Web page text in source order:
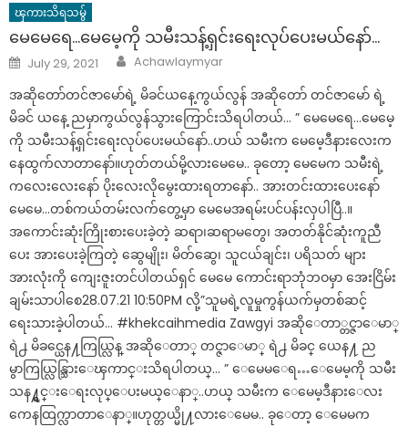
ၾကားသိရသမွ်
မေမေ‌ရေ…မေမေ့ကို သမီးသန့်ရှင်းရေးလုပ်ပေးမယ်နော်…
Posted
on
July 29, 2021 Author
Achawlaymyar
အဆိုတော်တင်ဇာမော်ရဲ့ မိခင်ယနေ့ကွယ်လွန် အဆိုတော် တင်ဇာမော် ရဲ့
မိခင် ယနေ့ ညမှာကွယ်လွန်သွားကြောင်းသိရပါတယ်… ” မေမေ‌ရေ…မေမေ့
ကို သမီးသန့်ရှင်းရေးလုပ်ပေးမယ်နော်..ဟယ် သမီးက မေမေ့ဒီနားလေးက
နေထွက်လာတာနော်။ဟုတ်တယ်မို့လားမေမေ.. ခုတော့ မေမေက သမီးရဲ့
ကလေးလေးနော် ပိုးလေးလိုမွေးထားရတာနော်.. အားတင်းထားပေးနော်
မေမေ…တစ်ကယ်တမ်းလက်တွေ့မှာ မေမေအရမ်းပင်ပန်းလှပါပြီ..။
အကောင်းဆုံးကြိုးစားပေးခဲ့တဲ့ ဆရာ၊ဆရာမတွေ၊ အတတ်နိုင်ဆုံးကူညီ
ပေး အားပေးခဲ့ကြတဲ့ ဆွေမျိုး၊ မိတ်ဆွေ၊ သူငယ်ချင်း၊ ပရိသတ် များ
အားလုံးကို ကျေးဇူးတင်ပါတယ်ရှင် မေမေ ကောင်းရာဘုံဘဝမှာ အေးငြိမ်း
ချမ်းသာပါစေ28.07.21 10:50PM လို့”သူမရဲ့လူမှုကွန်ယက်မှတစ်ဆင့်
ရေးသားခဲ့ပါတယ်… #khekcaihmedia Zawgyi အဆိုေတာ္တင္ဇာေမာ္
ရဲ႕ မိခင္ယေန႔ကြယ္လြန္ အဆိုေတာ္ တင္ဇာေမာ္ ရဲ႕ မိခင္ ယေန႔ ည
မွာကြယ္လြန္သြားေၾကာင္းသိရပါတယ္… ” ေမေမ‌ေရ…ေမေမ့ကို သမီး
သန႔္ရွင္းေရးလုပ္ေပးမယ္ေနာ္..ဟယ္ သမီးက ေမေမ့ဒီနားေလး
ကေနထြက္လာတာေနာ္။ဟုတ္တယ္မို႔လားေမေမ.. ခုေတာ့ ေမေမက